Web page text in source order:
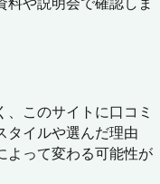
このサイトに口コミ
タイルや選んだ理由
よって変わる可能性が